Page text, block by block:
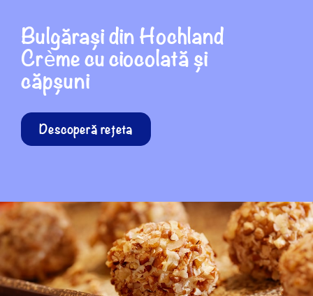
Bulgărași din Hochland
Crème cu ciocolată și
căpșuni
Descoperă rețeta